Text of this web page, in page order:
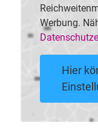
Werbung.
Hier